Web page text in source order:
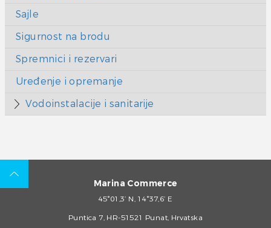
Sajle
Sigurnost na brodu
Spremnici i rezervari
Uređenje i opremanje
Vodoinstalacije i sanitarije
Marina Commerce
45°01,3’ N, 14°37,6’ E
Puntica 7, HR-51521 Punat, Hrvatska